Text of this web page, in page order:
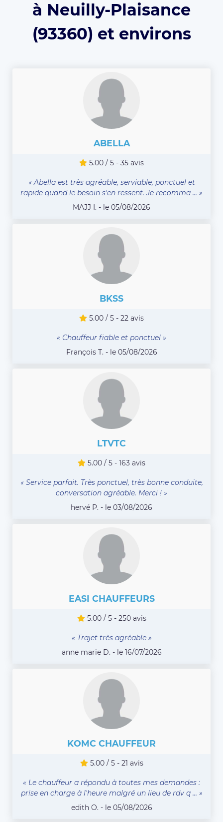
à Neuilly-Plaisance
(93360) et environs
ABELLA
5.00 / 5 - 35 avis
« Abella est très agréable, serviable, ponctuel et
rapide quand le besoin s'en ressent. Je recomma ... »
MAJJ I. - le 05/08/2026
BKSS
5.00 / 5 - 22 avis
« Chauffeur fiable et ponctuel »
François T. - le 05/08/2026
LTVTC
5.00 / 5 - 163 avis
« Service parfait. Très ponctuel, très bonne conduite,
conversation agréable. Merci ! »
hervé P. - le 03/08/2026
EASI CHAUFFEURS
5.00 / 5 - 250 avis
« Trajet très agréable »
anne marie D. - le 16/07/2026
KOMC CHAUFFEUR
5.00 / 5 - 21 avis
« Le chauffeur a répondu à toutes mes demandes :
prise en charge à l'heure malgré un lieu de rdv q ... »
edith O. - le 05/08/2026